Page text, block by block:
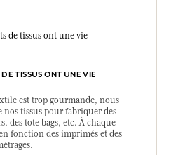
TISSUS ONT UNE VIE
est trop gourmande, nous
tissus pour fabriquer des
des tote bags, etc. À chaque
fonction des imprimés et des